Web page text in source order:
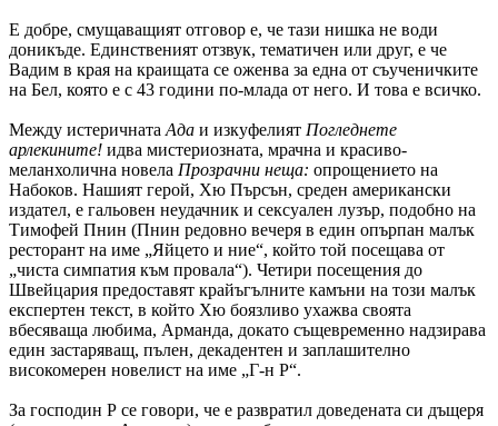
Е добре, смущаващият отговор е, че тази нишка не води
доникъде. Единственият отзвук, тематичен или друг, е че
Вадим в края на краищата се оженва за една от съученичките
на Бел, която е с 43 години по-млада от него. И това е всичко.
Между истеричната Ада и изкуфелият Погледнете
арлекините! идва мистериозната, мрачна и красиво-
меланхолична новела Прозрачни неща: опрощението на
Набоков. Нашият герой, Хю Пърсън, среден американски
издател, е гальовен неудачник и сексуален лузър, подобно на
Тимофей Пнин (Пнин редовно вечеря в един опърпан малък
ресторант на име „Яйцето и ние“, който той посещава от
„чиста симпатия към провала“). Четири посещения до
Швейцария предоставят крайъгълните камъни на този малък
експертен текст, в който Хю боязливо ухажва своята
вбесяваща любима, Арманда, докато същевременно надзирава
един застаряващ, пълен, декадентен и заплашително
високомерен новелист на име „Г-н Р“.
За господин Р се говори, че е развратил доведената си дъщеря